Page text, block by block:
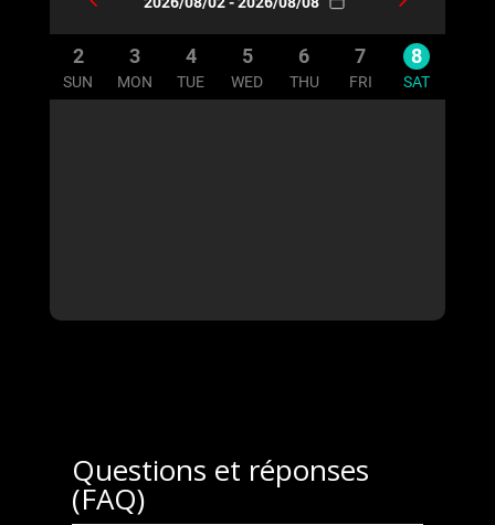
Questions et réponses
(FAQ)